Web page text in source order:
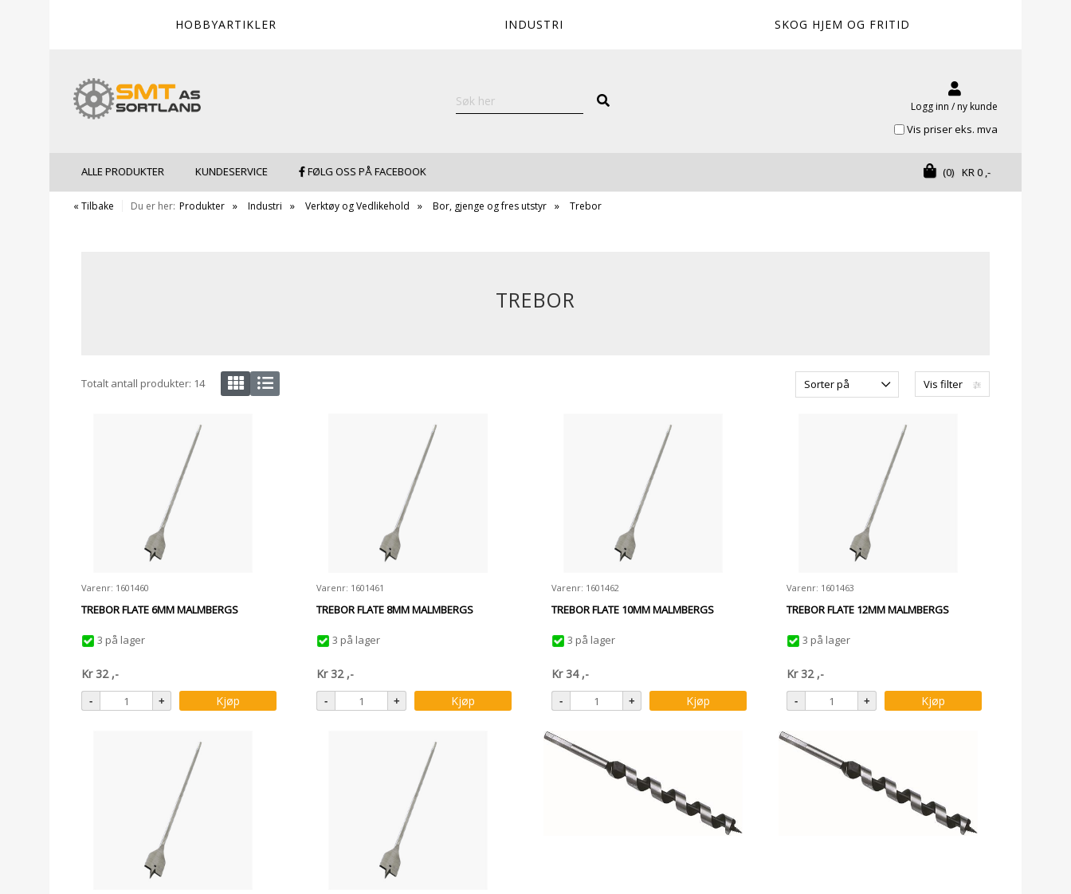
HOBBYARTIKLER INDUSTRI SKOG HJEM OG FRITID
Logg inn / ny kunde
Vis priser eks. mva
ALLE PRODUKTER KUNDESERVICE FØLG OSS PÅ FACEBOOK KR0,-
(0)
« Tilbake Du er her: Produkter Industri Verktøy og Vedlikehold Bor, gjenge og fres utstyr Trebor
TREBOR
Totalt antall produkter: 14 Vis filter
Sorter på
Varenr: 1601460
TREBOR FLATE 6MM MALMBERGS
3 på lager
Kr32 ,-
Kjøp
Varenr: 1601461
TREBOR FLATE 8MM MALMBERGS
3 på lager
Kr32 ,-
Kjøp
Varenr: 1601462
TREBOR FLATE 10MM MALMBERGS
3 på lager
Kr34 ,-
Kjøp
Varenr: 1601463
TREBOR FLATE 12MM MALMBERGS
3 på lager
Kr32 ,-
Kjøp